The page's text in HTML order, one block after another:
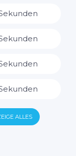
Stunden
ALLES